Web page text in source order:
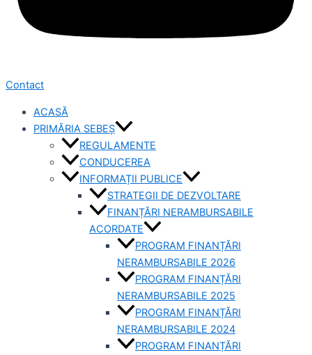
Contact
ACASĂ
PRIMĂRIA SEBEȘ
REGULAMENTE
CONDUCEREA
INFORMAȚII PUBLICE
STRATEGII DE DEZVOLTARE
FINANȚĂRI NERAMBURSABILE
ACORDATE
PROGRAM FINANȚĂRI
NERAMBURSABILE 2026
PROGRAM FINANȚĂRI
NERAMBURSABILE 2025
PROGRAM FINANȚĂRI
NERAMBURSABILE 2024
PROGRAM FINANȚĂRI